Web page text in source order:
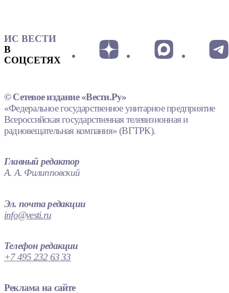
ИС ВЕСТИ
В
СОЦСЕТЯХ
© Сетевое издание «Вести.Ру»
«Федеральное государственное унитарное предприятие
Всероссийская государственная телевизионная и
радиовещательная компания» (ВГТРК).
Главный редактор
А. А. Филипповский
Эл. почта редакции
info@vesti.ru
Телефон редакции
+7 495 232 63 33
Реклама на сайте